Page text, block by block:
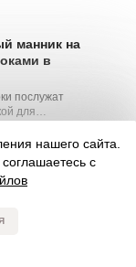
манник на
в
послужат
для
на кефире
качестве
песок,
нашего сайта.
с